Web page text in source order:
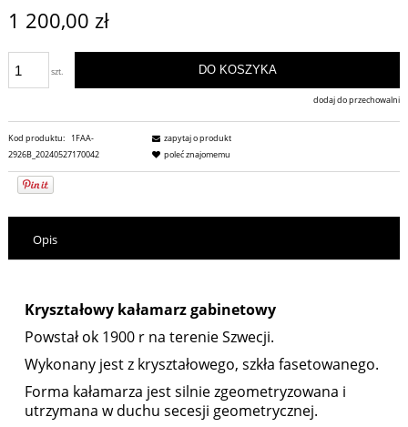
1 200,00 zł
szt. DO KOSZYKA
dodaj do przechowalni
Kod produktu:
1FAA-
2926B_20240527170042
zapytaj o produkt
poleć znajomemu
Opis
Kryształowy kałamarz gabinetowy
Powstał ok 1900 r na terenie Szwecji.
Wykonany jest z kryształowego, szkła fasetowanego.
Forma kałamarza jest silnie zgeometryzowana i
utrzymana w duchu secesji geometrycznej.